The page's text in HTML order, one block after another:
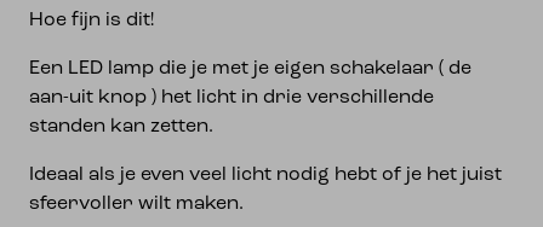
Hoe fijn is dit!
Een LED lamp die je met je eigen schakelaar ( de
aan-uit knop ) het licht in drie verschillende
standen kan zetten.
Ideaal als je even veel licht nodig hebt of je het juist
sfeervoller wilt maken.